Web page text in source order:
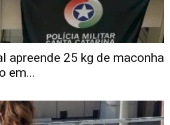
apreende 25 kg de maconha
em...